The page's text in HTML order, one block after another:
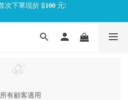
次下單現折 $𝟏𝟎𝟎 元❕
次下單現折 $𝟏𝟎𝟎 元❕
海龜矽密盒最低 𝟱𝟴 折起
所有顧客適用